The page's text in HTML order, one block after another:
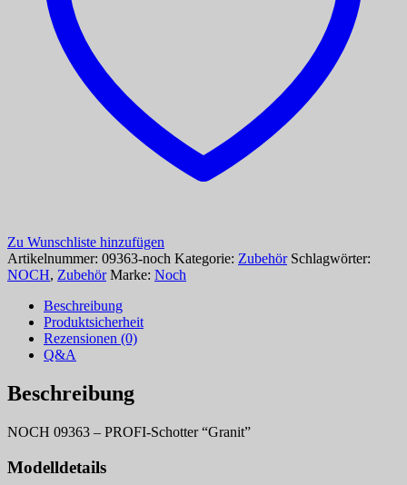
Zu Wunschliste hinzufügen
Artikelnummer: 09363-noch Kategorie: Zubehör Schlagwörter:
NOCH, Zubehör Marke: Noch
Beschreibung
Produktsicherheit
Rezensionen (0)
Q&A
Beschreibung
NOCH 09363 – PROFI-Schotter “Granit”
Modelldetails